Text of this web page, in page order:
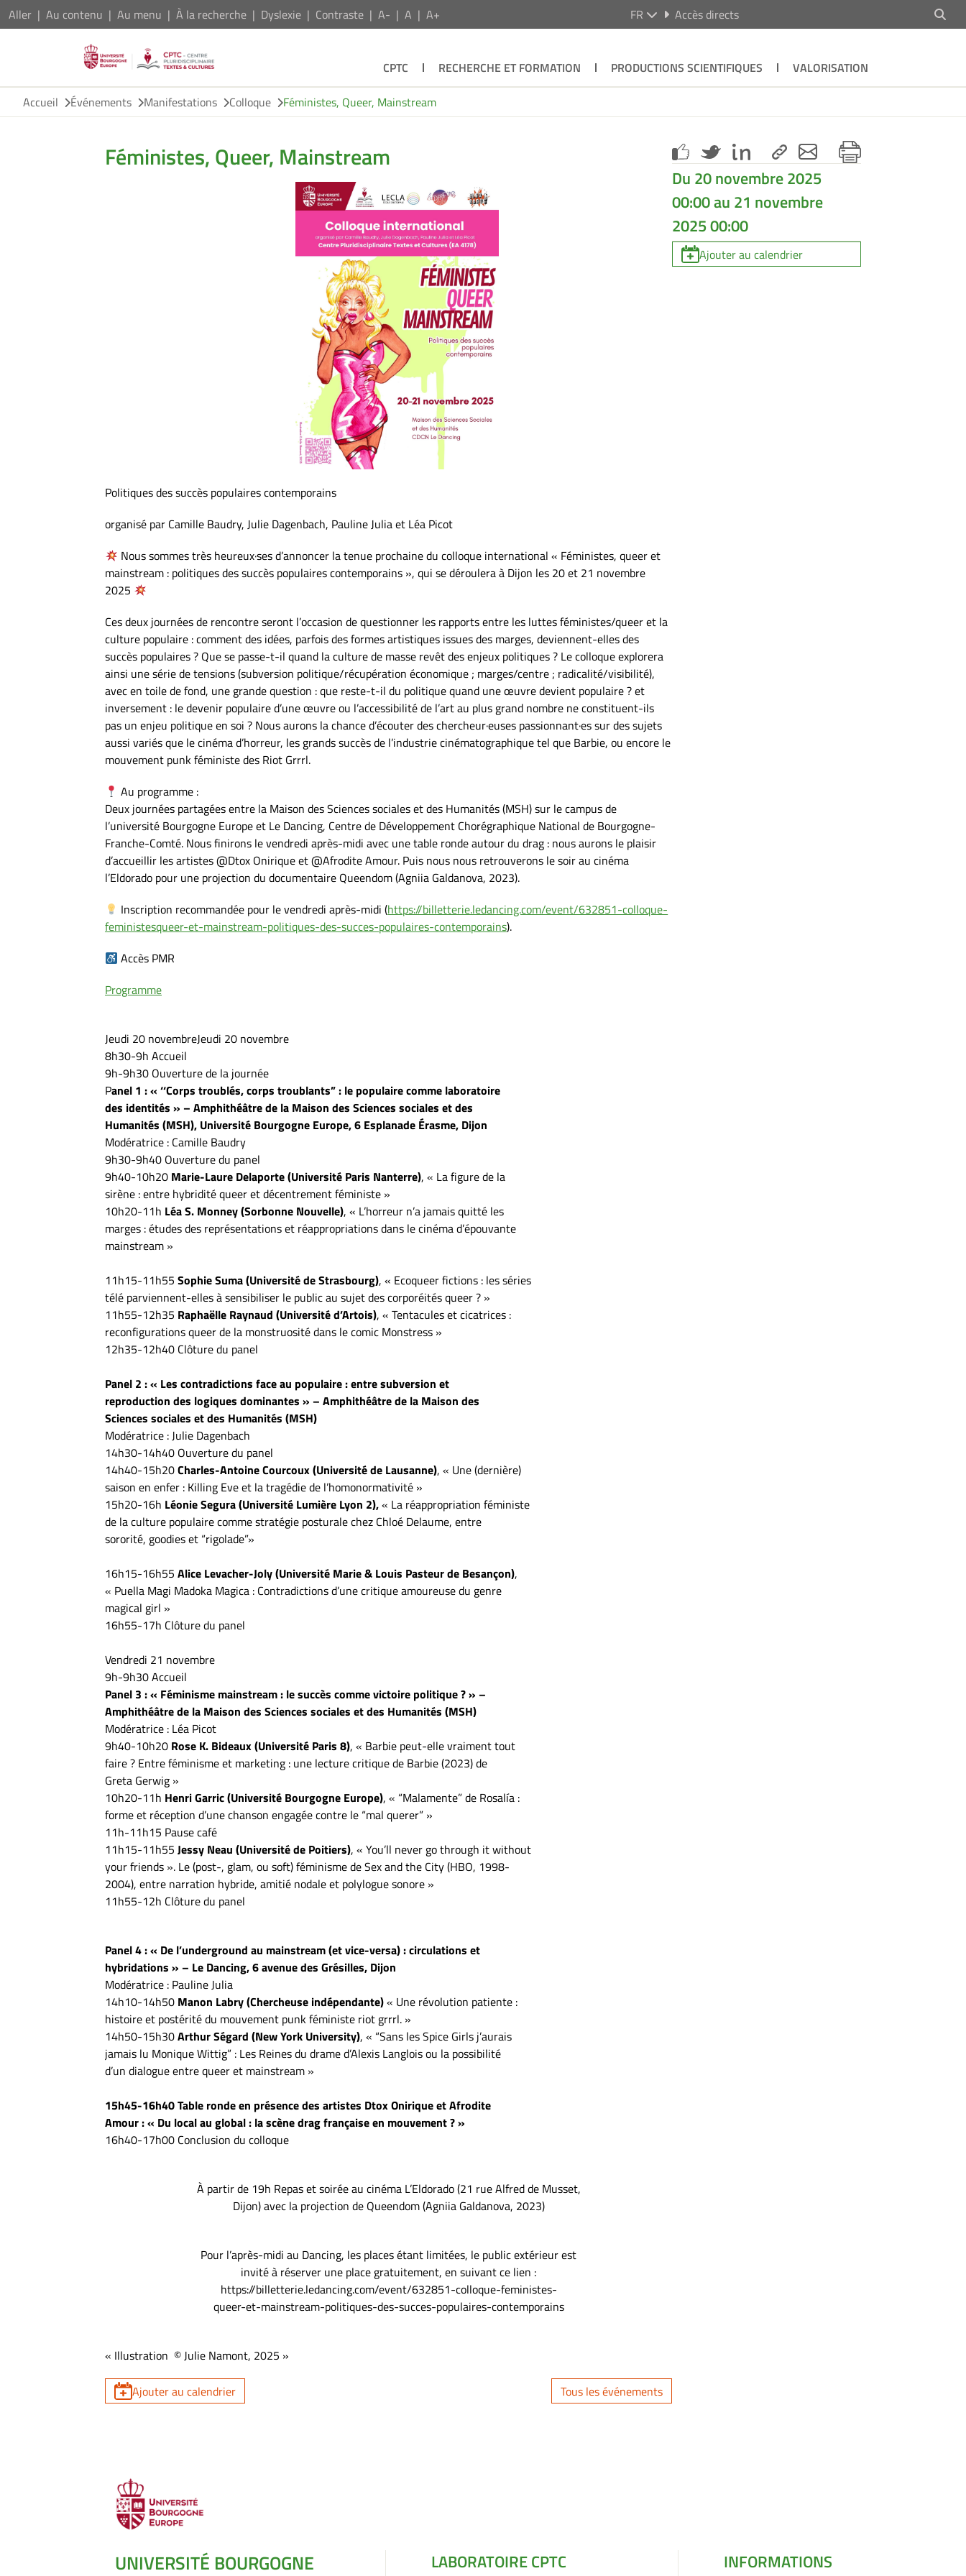
Aller Au contenu Au menu À la recherche Dyslexie Contraste A- A A+ FR Accès directs
CPTC RECHERCHE ET FORMATION PRODUCTIONS SCIENTIFIQUES
VALORISATION
Accueil
Événements Manifestations Colloque Féministes, Queer, Mainstream
Féministes, Queer, Mainstream
Politiques des succès populaires contemporains
organisé par Camille Baudry, Julie Dagenbach, Pauline Julia et Léa Picot
Nous sommes très heureux·ses d’annoncer la tenue prochaine du colloque international « Féministes, queer et
mainstream : politiques des succès populaires contemporains », qui se déroulera à Dijon les 20 et 21 novembre
2025
Ces deux journées de rencontre seront l’occasion de questionner les rapports entre les luttes féministes/queer et la
culture populaire : comment des idées, parfois des formes artistiques issues des marges, deviennent-elles des
succès populaires ? Que se passe-t-il quand la culture de masse revêt des enjeux politiques ? Le colloque explorera
ainsi une série de tensions (subversion politique/récupération économique ; marges/centre ; radicalité/visibilité),
avec en toile de fond, une grande question : que reste-t-il du politique quand une œuvre devient populaire ? et
inversement : le devenir populaire d’une œuvre ou l’accessibilité de l’art au plus grand nombre ne constituent-ils
pas un enjeu politique en soi ? Nous aurons la chance d’écouter des chercheur·euses passionnant·es sur des sujets
aussi variés que le cinéma d’horreur, les grands succès de l’industrie cinématographique tel que Barbie, ou encore le
mouvement punk féministe des Riot Grrrl.
Au programme :
Deux journées partagées entre la Maison des Sciences sociales et des Humanités (MSH) sur le campus de
l’université Bourgogne Europe et Le Dancing, Centre de Développement Chorégraphique National de Bourgogne-
Franche-Comté. Nous finirons le vendredi après-midi avec une table ronde autour du drag : nous aurons le plaisir
d’accueillir les artistes @Dtox Onirique et @Afrodite Amour. Puis nous nous retrouverons le soir au cinéma
l’Eldorado pour une projection du documentaire Queendom (Agniia Galdanova, 2023).
Inscription recommandée pour le vendredi après-midi (https://billetterie.ledancing.com/event/632851-colloque-
feministesqueer-et-mainstream-politiques-des-succes-populaires-contemporains).
Accès PMR
Programme
Jeudi 20 novembreJeudi 20 novembre
8h30-9h Accueil
9h-9h30 Ouverture de la journée
Panel 1 : « ‘‘Corps troublés, corps troublants” : le populaire comme laboratoire
des identités » – Amphithéâtre de la Maison des Sciences sociales et des
Humanités (MSH), Université Bourgogne Europe, 6 Esplanade Érasme, Dijon
Modératrice : Camille Baudry
9h30-9h40 Ouverture du panel
9h40-10h20 Marie-Laure Delaporte (Université Paris Nanterre), « La figure de la
sirène : entre hybridité queer et décentrement féministe »
10h20-11h Léa S. Monney (Sorbonne Nouvelle), « L’horreur n’a jamais quitté les
marges : études des représentations et réappropriations dans le cinéma d’épouvante
mainstream »
11h15-11h55 Sophie Suma (Université de Strasbourg), « Ecoqueer fictions : les séries
télé parviennent-elles à sensibiliser le public au sujet des corporéités queer ? »
11h55-12h35 Raphaëlle Raynaud (Université d’Artois), « Tentacules et cicatrices :
reconfigurations queer de la monstruosité dans le comic Monstress »
12h35-12h40 Clôture du panel
Panel 2 : « Les contradictions face au populaire : entre subversion et
reproduction des logiques dominantes » – Amphithéâtre de la Maison des
Sciences sociales et des Humanités (MSH)
Modératrice : Julie Dagenbach
14h30-14h40 Ouverture du panel
14h40-15h20Charles-Antoine Courcoux (Université de Lausanne), « Une (dernière)
saison en enfer : Killing Eve et la tragédie de l’homonormativité »
15h20-16h Léonie Segura (Université Lumière Lyon 2),« La réappropriation féministe
de la culture populaire comme stratégie posturale chez Chloé Delaume, entre
sororité, goodies et “rigolade”»
16h15-16h55 Alice Levacher-Joly (Université Marie & Louis Pasteur de Besançon),
« Puella Magi Madoka Magica : Contradictions d’une critique amoureuse du genre
magical girl »
16h55-17h Clôture du panel
Vendredi 21 novembre
9h-9h30 Accueil
Panel 3 : « Féminisme mainstream : le succès comme victoire politique ? » –
Amphithéâtre de la Maison des Sciences sociales et des Humanités (MSH)
Modératrice : Léa Picot
9h40-10h20 Rose K. Bideaux (Université Paris 8), « Barbie peut-elle vraiment tout
faire ? Entre féminisme et marketing : une lecture critique de Barbie (2023) de
Greta Gerwig »
10h20-11h Henri Garric (Université Bourgogne Europe), « “Malamente” de Rosalía :
forme et réception d’une chanson engagée contre le “mal querer” »
11h-11h15 Pause café
11h15-11h55 Jessy Neau (Université de Poitiers), « You’ll never go through it without
your friends ». Le (post-, glam, ou soft) féminisme de Sex and the City (HBO, 1998-
2004), entre narration hybride, amitié nodale et polylogue sonore »
11h55-12h Clôture du panel
Panel 4 : « De l’underground au mainstream (et vice-versa) : circulations et
hybridations » – Le Dancing, 6 avenue des Grésilles, Dijon
Modératrice : Pauline Julia
14h10-14h50 Manon Labry (Chercheuse indépendante)« Une révolution patiente :
histoire et postérité du mouvement punk féministe riot grrrl. »
14h50-15h30Arthur Ségard (New York University), « “Sans les Spice Girls j’aurais
jamais lu Monique Wittig” : Les Reines du drame d’Alexis Langlois ou la possibilité
d’un dialogue entre queer et mainstream »
15h45-16h40 Table ronde en présence des artistes Dtox Onirique et Afrodite
Amour : « Du local au global : la scène drag française en mouvement ? »
16h40-17h00 Conclusion du colloque
À partir de 19h Repas et soirée au cinéma L’Eldorado (21 rue Alfred de Musset,
Dijon) avec la projection de Queendom (Agniia Galdanova, 2023)
Pour l’après-midi au Dancing, les places étant limitées, le public extérieur est
invité à réserver une place gratuitement, en suivant ce lien :
https://billetterie.ledancing.com/event/632851-colloque-feministes-
queer-et-mainstream-politiques-des-succes-populaires-contemporains
« Illustration © Julie Namont, 2025 »
Ajouter au calendrier Tous les événements
Du 20 novembre 2025
00:00 au 21 novembre
2025 00:00
Ajouter au calendrier
UNIVERSITÉ BOURGOGNE
LABORATOIRE CPTC
INFORMATIONS